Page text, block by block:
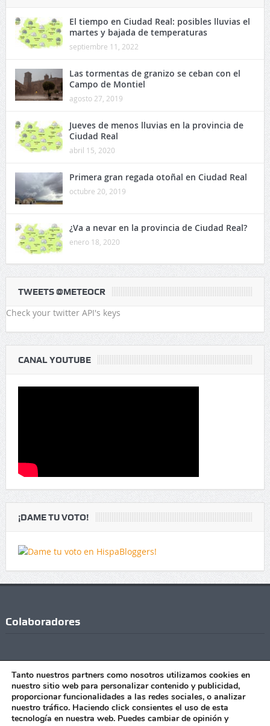
El tiempo en Ciudad Real: posibles lluvias el
martes y bajada de temperaturas
septiembre 11, 2022
Las tormentas de granizo se ceban con el
Campo de Montiel
agosto 27, 2019
Jueves de menos lluvias en la provincia de
Ciudad Real
abril 15, 2020
Primera gran regada otoñal en Ciudad Real
octubre 20, 2019
¿Va a nevar en la provincia de Ciudad Real?
enero 18, 2020
TWEETS @METEOCR
Check your twitter API's keys
CANAL YOUTUBE
¡DAME TU VOTO!
Colaboradores
Tanto nuestros partners como nosotros utilizamos cookies en
nuestro sitio web para personalizar contenido y publicidad,
proporcionar funcionalidades a las redes sociales, o analizar
nuestro tráfico. Haciendo click consientes el uso de esta
tecnología en nuestra web. Puedes cambiar de opinión y